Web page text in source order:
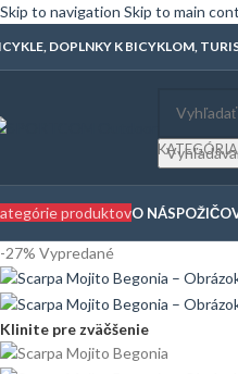
Skip to navigation Skip to main
DOPLNKY K BICYKLOM,
KATEGÓRIA
produktovO NÁS
-27% Vypredané
Klinite pre zväčšenie